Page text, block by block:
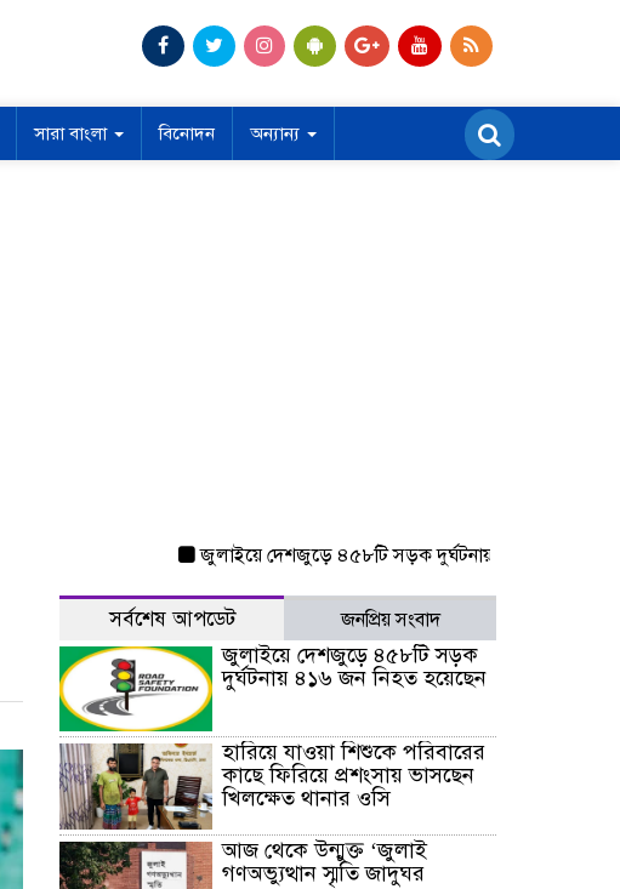
সারা বাংলা বিনোদন অন্যান্য
জুলাইয়ে দেশজুড়ে ৪৫৮টি সড়ক দুর্ঘটনায় ৪১৬ জন নিহত হয়েছেন
সর্বশেষ আপডেট জনপ্রিয় সংবাদ
জুলাইয়ে দেশজুড়ে ৪৫৮টি সড়ক
দুর্ঘটনায় ৪১৬ জন নিহত হয়েছেন
হারিয়ে যাওয়া শিশুকে পরিবারের
কাছে ফিরিয়ে প্রশংসায় ভাসছেন
খিলক্ষেত থানার ওসি
আজ থেকে উন্মুক্ত ‘জুলাই
গণঅভ্যুত্থান স্মৃতি জাদুঘর